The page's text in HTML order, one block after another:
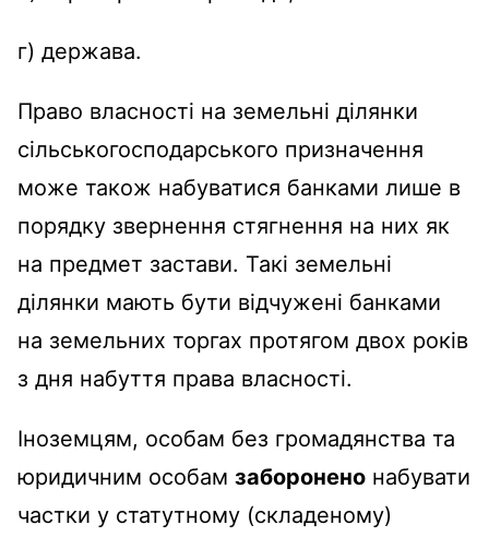
г) держава.
Право власності на земельні ділянки
сільськогосподарського призначення
може також набуватися банками лише в
порядку звернення стягнення на них як
на предмет застави. Такі земельні
ділянки мають бути відчужені банками
на земельних торгах протягом двох років
з дня набуття права власності.
Іноземцям, особам без громадянства та
юридичним особам заборонено набувати
частки у статутному (складеному)